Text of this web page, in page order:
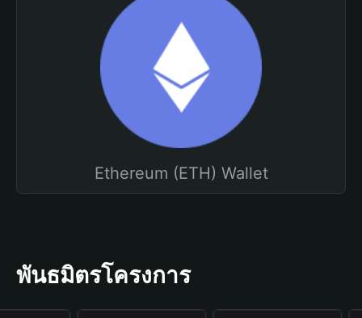
Ethereum (ETH) Wallet
พันธมิตรโครงการ